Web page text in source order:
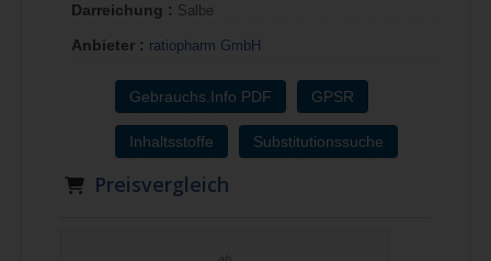
Darreichung : Salbe
Anbieter : ratiopharm GmbH
Gebrauchs.Info PDF GPSR
Inhaltsstoffe Substitutionssuche
Preisvergleich